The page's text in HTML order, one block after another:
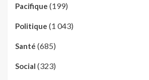
Pacifique (199)
Politique (1 043)
Santé (685)
Social (323)